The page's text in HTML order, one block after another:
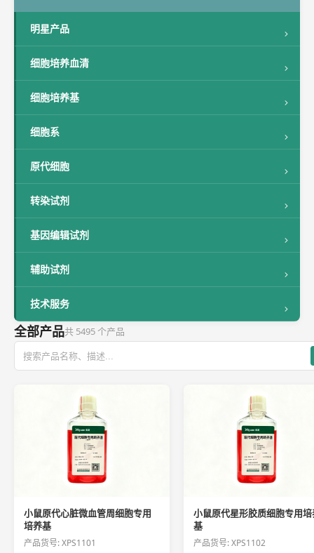
明星产品
细胞培养血清
细胞培养基
细胞系
原代细胞
转染试剂
基因编辑试剂
辅助试剂
技术服务
全部产品共 5495 个产品
小鼠原代心脏微血管周细胞专用
培养基
产品货号: XPS1101
小鼠原代星形胶质细胞专用培
基
产品货号: XPS1102